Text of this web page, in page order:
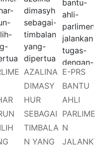
AZALINA
DIMASY
HUR
SEBAGAI
TIMBALA
N YANG
E-PRS
BANTU
AHLI
PARLIME
N
JALANK